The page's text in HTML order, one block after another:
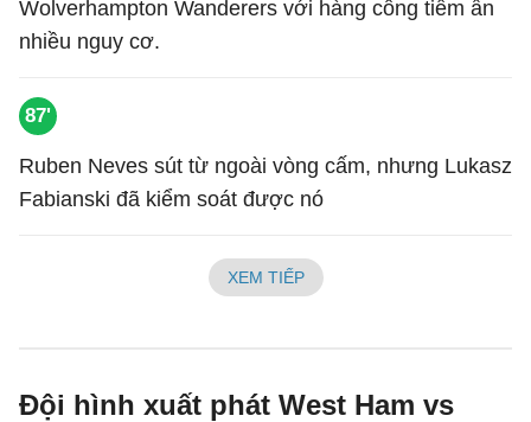
Wolverhampton Wanderers với hàng công tiềm ẩn
nhiều nguy cơ.
87'
Ruben Neves sút từ ngoài vòng cấm, nhưng Lukasz
Fabianski đã kiểm soát được nó
XEM TIẾP
Đội hình xuất phát West Ham vs